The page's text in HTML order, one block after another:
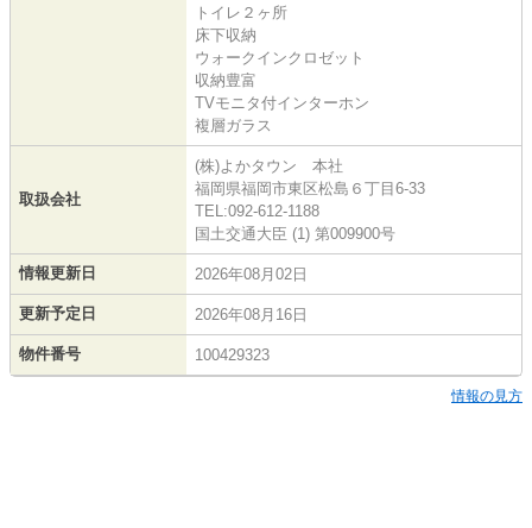
トイレ２ヶ所
床下収納
ウォークインクロゼット
収納豊富
TVモニタ付インターホン
複層ガラス
取扱会社
(株)よかタウン 本社
福岡県福岡市東区松島６丁目6-33
TEL:092-612-1188
国土交通大臣 (1) 第009900号
情報更新日 2026年08月02日
更新予定日 2026年08月16日
物件番号 100429323
情報の見方